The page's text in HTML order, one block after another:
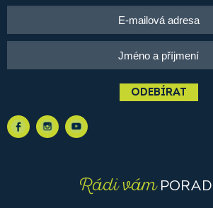
ODEBÍRAT
Rádi vám